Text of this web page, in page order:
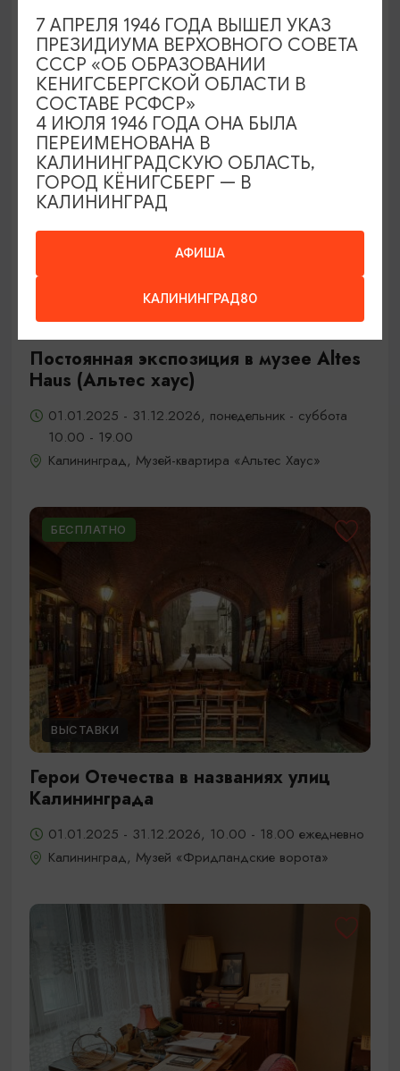
(касса – до 17.00)
Нестеров, Литературный музей в п. Чистые пруды
ОТ 1200₽
Постоянная экспозиция в музее Altes
Haus (Альтес хаус)
01.01.2025 - 31.12.2026, понедельник - суббота
10.00 - 19.00
Калининград, Музей-квартира «Альтес Хаус»
БЕСПЛАТНО
ВЫСТАВКИ
Герои Отечества в названиях улиц
Калининграда
01.01.2025 - 31.12.2026, 10.00 - 18.00 ежедневно
Калининград, Музей «Фридландские ворота»
АФИША
КАЛИНИНГРАД80
7 АПРЕЛЯ 1946 ГОДА ВЫШЕЛ УКАЗ
ПРЕЗИДИУМА ВЕРХОВНОГО СОВЕТА
СССР «ОБ ОБРАЗОВАНИИ
КЕНИГСБЕРГСКОЙ ОБЛАСТИ В
СОСТАВЕ РСФСР»
4 ИЮЛЯ 1946 ГОДА ОНА БЫЛА
ПЕРЕИМЕНОВАНА В
КАЛИНИНГРАДСКУЮ ОБЛАСТЬ,
ГОРОД КЁНИГСБЕРГ — В
КАЛИНИНГРАД